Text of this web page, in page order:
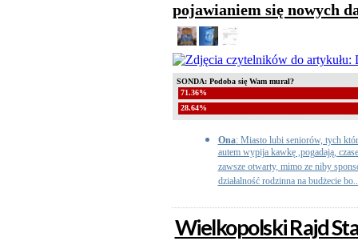
pojawianiem się nowych
SONDA: Podoba się Wam mural?
71.36%
28.64%
Ona: Miasto lubi seniorów, tych
autem wypija kawkę ,pogadają,
zawsze otwarty, mimo ze niby
działalność rodzinna na budżecie
Wielkopolski Rajd